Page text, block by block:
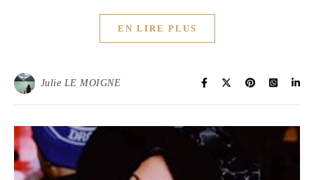
EN LIRE PLUS
Julie LE MOIGNE